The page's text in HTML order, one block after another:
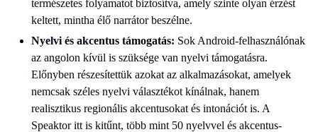
természetes folyamatot biztosítva, amely szinte olyan érzést
keltett, mintha élő narrátor beszélne.
Nyelvi és akcentus támogatás: Sok Android-felhasználónak
az angolon kívül is szüksége van nyelvi támogatásra.
Előnyben részesítettük azokat az alkalmazásokat, amelyek
nemcsak széles nyelvi választékot kínálnak, hanem
realisztikus regionális akcentusokat és intonációt is. A
Speaktor itt is kitűnt, több mint 50 nyelvvel és akcentus-